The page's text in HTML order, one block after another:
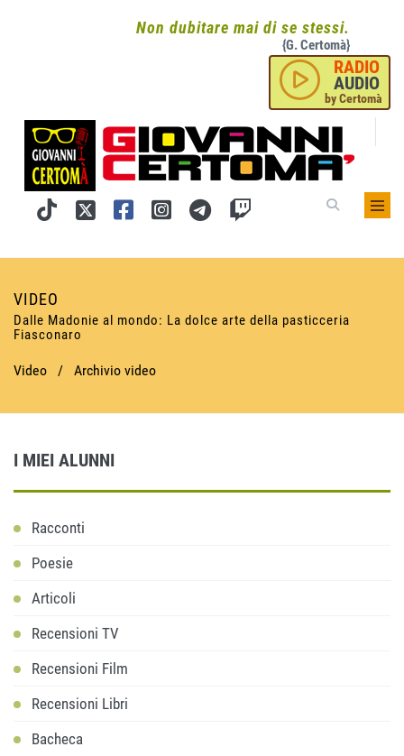
Non dubitare mai di se stessi.
{G. Certomà}
RADIO
AUDIO
by Certomà
VIDEO
Dalle Madonie al mondo: La dolce arte della pasticceria
Fiasconaro
Video / Archivio video
I MIEI ALUNNI
Racconti
Poesie
Articoli
Recensioni TV
Recensioni Film
Recensioni Libri
Bacheca